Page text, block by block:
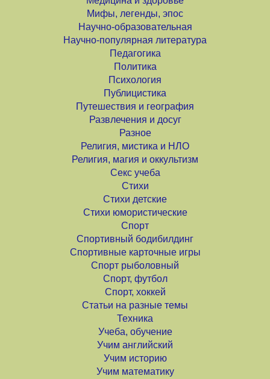
Мифы, легенды, эпос
Научно-образовательная
Научно-популярная литература
Педагогика
Политика
Психология
Публицистика
Путешествия и география
Развлечения и досуг
Разное
Религия, мистика и НЛО
Религия, магия и оккультизм
Секс учеба
Стихи
Стихи детские
Стихи юмористические
Спорт
Спортивный бодибилдинг
Спортивные карточные игры
Спорт рыболовный
Спорт, футбол
Спорт, хоккей
Статьи на разные темы
Техника
Учеба, обучение
Учим английский
Учим историю
Учим математику